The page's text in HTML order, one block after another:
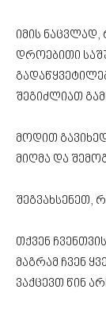
იმის
დროებითი
შეგიძლიათ
მოდით
მიღმა და
შეგვახსენეთ,
თქვენ
მაგრამ ჩვენ
ვაქცევთ წინ